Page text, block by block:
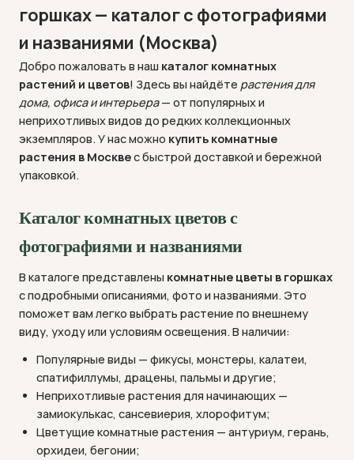
горшках — каталог с фотографиями
и названиями (Москва)
Добро пожаловать в наш каталог комнатных
растений и цветов! Здесь вы найдёте растения для
дома, офиса и интерьера— от популярных и
неприхотливых видов до редких коллекционных
экземпляров. У нас можно купить комнатные
растения в Москвес быстрой доставкой и бережной
упаковкой.
Каталог комнатных цветов с
фотографиями и названиями
В каталоге представлены комнатные цветы в горшках
с подробными описаниями, фото и названиями. Это
поможет вам легко выбрать растение по внешнему
виду, уходу или условиям освещения. В наличии:
Популярные виды — фикусы, монстеры, калатеи,
спатифиллумы, драцены, пальмы и другие;
Неприхотливые растения для начинающих —
замиокулькас, сансевиерия, хлорофитум;
Цветущие комнатные растения — антуриум, герань,
орхидеи, бегонии;